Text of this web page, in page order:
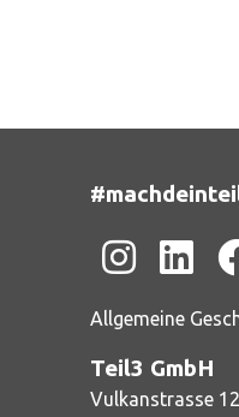
Allgemeine
Teil3 GmbH
Vulkanstrasse